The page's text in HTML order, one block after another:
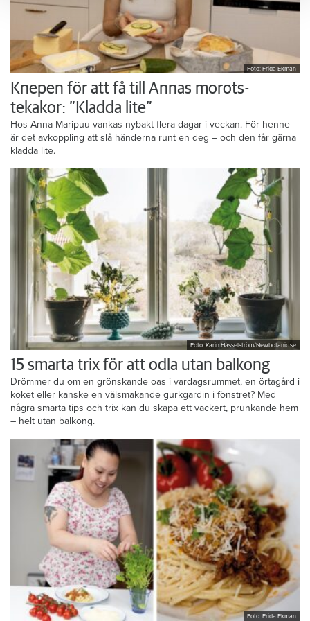
Foto: Frida Ekman
Knepen för att få till Annas morots-
tekakor: ”Kladda lite”
Hos Anna Maripuu vankas nybakt flera dagar i veckan. För henne
är det avkoppling att slå händerna runt en deg – och den får gärna
kladda lite.
Foto: Karin Hasselström/Newbotanic.se
15 smarta trix för att odla utan balkong
Drömmer du om en grönskande oas i vardagsrummet, en örtagård i
köket eller kanske en välsmakande gurkgardin i fönstret? Med
några smarta tips och trix kan du skapa ett vackert, prunkande hem
– helt utan balkong.
Foto: Frida Ekman